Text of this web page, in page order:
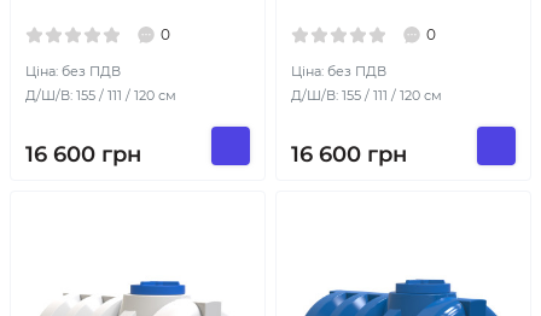
0
Ціна: без ПДВ
Д/Ш/В: 155 / 111 / 120 см
16 600 грн
0
Ціна: без ПДВ
Д/Ш/В: 155 / 111 / 120 см
16 600 грн